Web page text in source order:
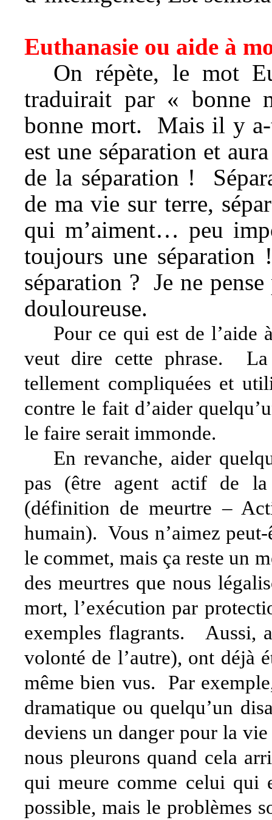
Euthanasie ou aide à
On répète, le mot
traduirait par «
bonne mort. Mais il y
est une séparation et
de la séparation !
de ma vie sur terre,
qui m’aiment… peu
toujours une
séparation ? Je ne
douloureuse.
Pour ce qui est de l’aide
veut dire cette phrase.
tellement compliquées et
contre le fait d’aider
le faire serait immonde.
En revanche, aider
pas (être agent actif de la
(définition de meurtre –
humain). Vous n’aimez
le commet, mais ça reste un
des meurtres que nous
mort, l’exécution par
exemples flagrants. Aussi,
volonté de l’autre), ont déjà
même bien vus. Par
dramatique ou quelqu’un
deviens un danger pour la
nous pleurons quand cela
qui meure comme celui qui
possible, mais le problèmes